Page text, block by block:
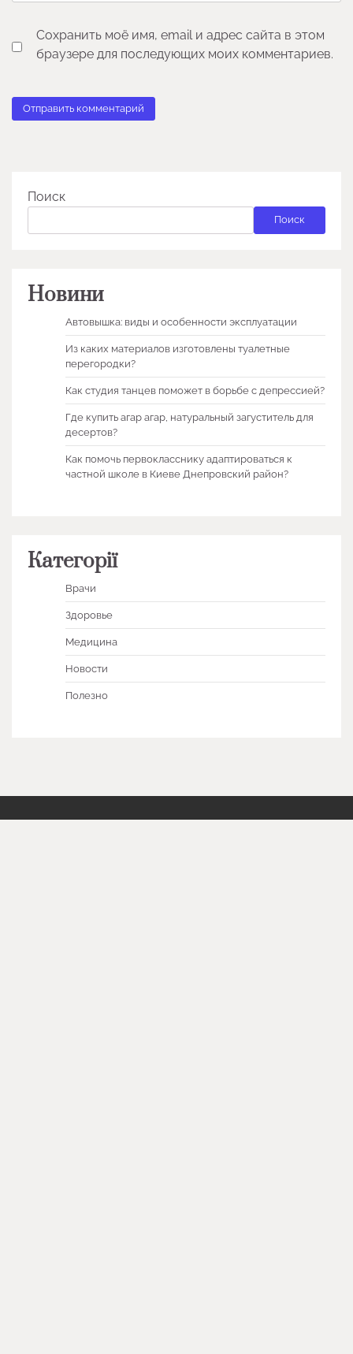
Сохранить моё имя, email и адрес сайта в этом
браузере для последующих моих комментариев.
Поиск
Поиск
Новини
Автовышка: виды и особенности эксплуатации
Из каких материалов изготовлены туалетные
перегородки?
Как студия танцев поможет в борьбе с депрессией?
Где купить агар агар, натуральный загуститель для
десертов?
Как помочь первокласснику адаптироваться к
частной школе в Киеве Днепровский район?
Категорії
Врачи
Здоровье
Медицина
Новости
Полезно